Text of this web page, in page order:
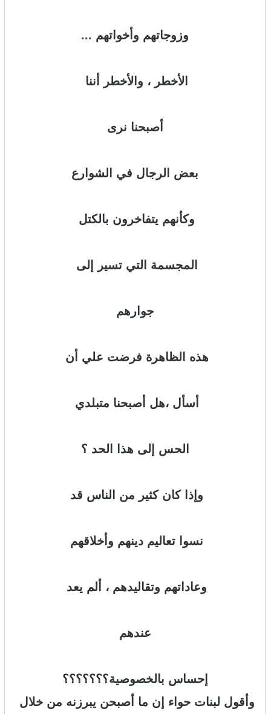
وزوجاتهم وأخواتهم ...
الأخطر ، والأخطر أننا
أصبحنا نرى
بعض الرجال في الشوارع
وكأنهم يتفاخرون بالكتل
المجسمة التي تسير إلى
جوارهم
هذه الظاهرة فرضت علي أن
أسأل ،هل أصبحنا متبلدي
الحس إلى هذا الحد ؟
وإذا كان كثير من الناس قد
نسوا تعاليم دينهم وأخلاقهم
وعاداتهم وتقاليدهم ، ألم يعد
عندهم
إحساس بالخصوصية؟؟؟؟؟؟؟
وأقول لبنات حواء إن ما أصبحن يبرزنه من خلال